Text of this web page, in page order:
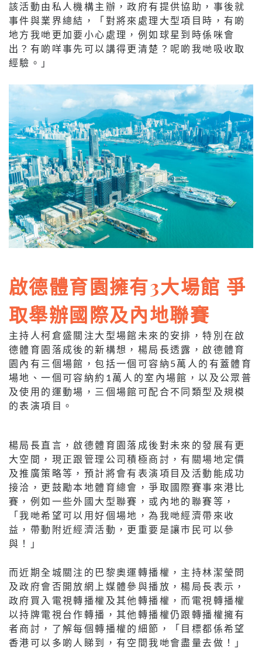
該活動由私人機構主辦，政府有提供協助，事後就
事件與業界總結，「對將來處理大型項目時，有啲
地方我哋更加要小心處理，例如球星到時係咪會
出？有啲咩事先可以講得更清楚？呢啲我哋吸收取
經驗。」
啟德體育園擁有3大場館 爭
取舉辦國際及內地聯賽
主持人柯倉盛關注大型場館未來的安排，特別在啟
德體育園落成後的新構想，楊局長透露，啟德體育
園內有三個場館，包括一個可容納5萬人的有蓋體育
場地、一個可容納約1萬人的室內場館，以及公眾普
及使用的運動場，三個場館可配合不同類型及規模
的表演項目。
楊局長直言，啟德體育園落成後對未來的發展有更
大空間，現正跟管理公司積極商討，有關場地定價
及推廣策略等，預計將會有表演項目及活動能成功
接洽，更鼓勵本地體育總會，爭取國際賽事來港比
賽，例如一些外國大型聯賽，或內地的聯賽等，
「我哋希望可以用好個場地，為我哋經濟帶來收
益，帶動附近經濟活動，更重要是讓巿民可以參
與！」
而近期全城關注的巴黎奧運轉播權，主持林潔瑩問
及政府會否開放網上媒體參與播放，楊局長表示，
政府買入電視轉播權及其他轉播權，而電視轉播權
以持牌電視台作轉播，其他轉播權仍跟轉播權擁有
者商討，了解每個轉播權的細節，「目標都係希望
香港可以多啲人睇到，有空間我哋會盡量去做！」